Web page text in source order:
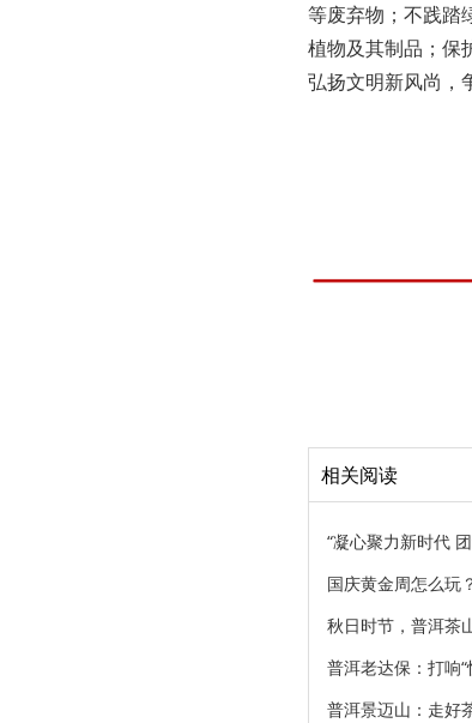
等废弃物；不践踏
植物及其制品；保
弘扬文明新风尚，
相关阅读
“凝心聚力新时代
国庆黄金周怎么玩
秋日时节，普洱茶
普洱老达保：打响
普洱景迈山：走好